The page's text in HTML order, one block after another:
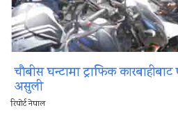
चौबीस घन्टामा ट्राफिक
असुली
रिपोर्ट नेपाल